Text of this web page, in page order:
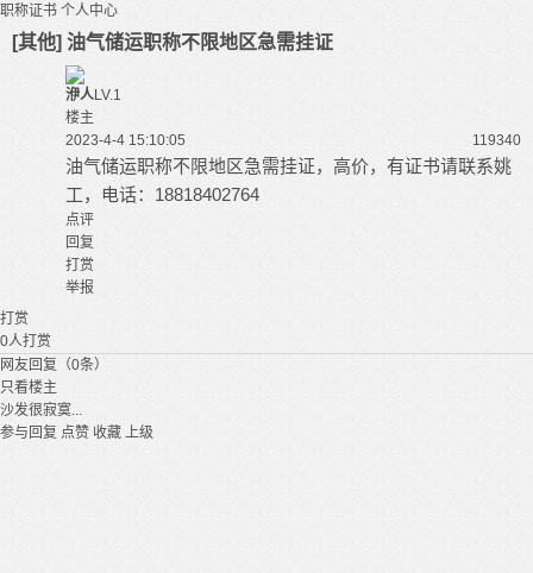
职称证书 个人中心
[其他] 油气储运职称不限地区急需挂证
洢人LV.1
楼主
2023-4-4 15:10:05
119340
油气储运职称不限地区急需挂证，高价，有证书请联系姚
工，电话：18818402764
点评
回复
打赏
举报
打赏
0人打赏
网友回复（0条）
只看楼主
沙发很寂寞...
参与回复 点赞 收藏 上级